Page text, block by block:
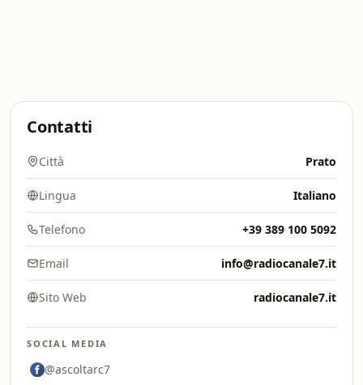
Contatti
Città Prato
Lingua Italiano
Telefono +39 389 100 5092
Email info@radiocanale7.it
Sito Web radiocanale7.it
SOCIAL MEDIA
@ascoltarc7